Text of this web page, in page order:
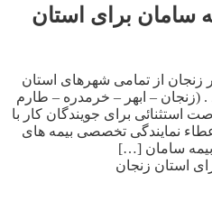
سامان برای استان
از تمامی شهرهای استان
(زنجان – ابهر – خرمدره – طارم
استثنائی برای جویندگان کار با
نمایندگی تخصصی بیمه های
بیمه سامان […]
استان زنجان